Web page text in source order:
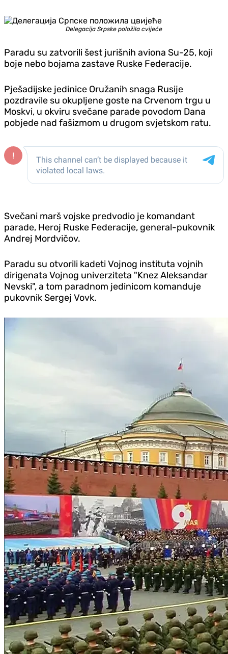
Delegacija Srpske položila cvijeće
Paradu su zatvorili šest jurišnih aviona Su-25, koji
boje nebo bojama zastave Ruske Federacije.
Pješadijske jedinice Oružanih snaga Rusije
pozdravile su okupljene goste na Crvenom trgu u
Moskvi, u okviru svečane parade povodom Dana
pobjede nad fašizmom u drugom svjetskom ratu.
Svečani marš vojske predvodio je komandant
parade, Heroj Ruske Federacije, general-pukovnik
Andrej Mordvičov.
Paradu su otvorili kadeti Vojnog instituta vojnih
dirigenata Vojnog univerziteta "Knez Aleksandar
Nevski", a tom paradnom jedinicom komanduje
pukovnik Sergej Vovk.